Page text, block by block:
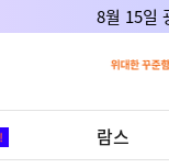
8월 15일
람스